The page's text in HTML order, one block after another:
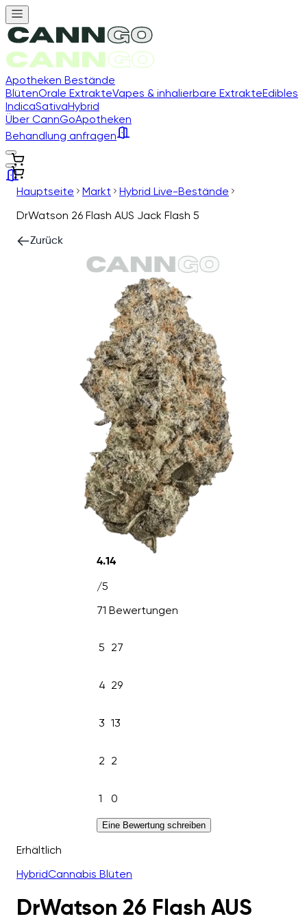
Apotheken Bestände
BlütenOrale ExtrakteVapes & inhalierbare ExtrakteEdibles
IndicaSativaHybrid
Über CannGoApotheken
Behandlung anfragen
Hauptseite Markt
Hybrid Live-Bestände
DrWatson 26 Flash AUS Jack Flash 5
Zurück
4.14
/5
71 Bewertungen
5 27
4 29
3 13
2 2
1 0
Eine Bewertung schreiben
Erhältlich
HybridCannabis Blüten
DrWatson 26 Flash AUS